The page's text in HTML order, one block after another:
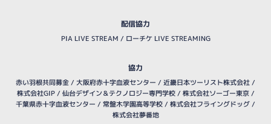
配信協力
PIA LIVE STREAM / ローチケ LIVE STREAMING
協力
赤い羽根共同募金 / 大阪府赤十字血液センター / 近畿日本ツーリスト株式会社/
株式会社GIP/ 仙台デザイン＆テクノロジー専門学校/ 株式会社ソーゴー東京/
千葉県赤十字血液センター / 常盤木学園高等学校/ 株式会社フライングドッグ/
株式会社夢番地